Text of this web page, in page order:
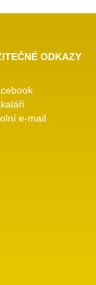
ODKAZY
e-mail